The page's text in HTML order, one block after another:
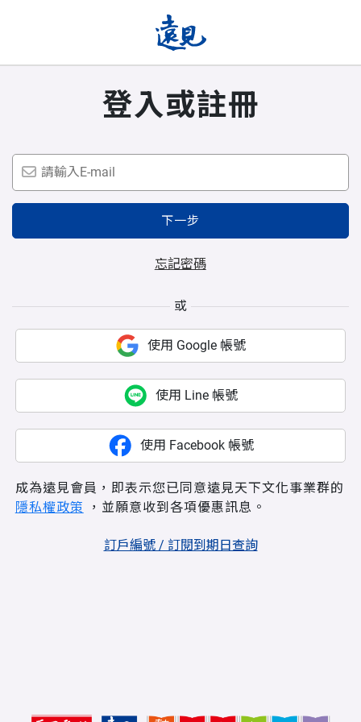
登入或註冊
下一步
忘記密碼
或
使用 Google 帳號
使用 Line 帳號
使用 Facebook 帳號
成為遠見會員，即表示您已同意遠見天下文化事業群的
隱私權政策 ，並願意收到各項優惠訊息。
訂戶編號 / 訂閱到期日查詢